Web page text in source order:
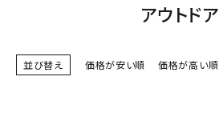
person
スポーツから選ぶ
アウトドア
並び替え 価格が安い順 価格が高い順